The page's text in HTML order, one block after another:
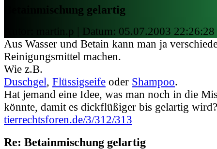
Betainmischung gelartig
Autor: martin.p | Datum: 05.07.2003 22:26:28
Aus Wasser und Betain kann man ja
Reinigungsmittel machen.
Wie z.B.
Duschgel, Flüssigseife oder Shampoo.
Hat jemand eine Idee, was man noch in die
könnte, damit es dickflüßiger bis gelartig wird?
tierrechtsforen.de/3/312/313
Re: Betainmischung gelartig